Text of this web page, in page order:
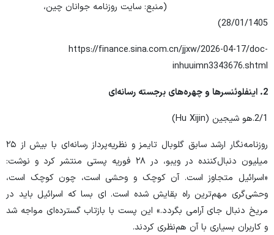
(منبع: سایت روزنامه جوانان چین،
28/01/1405)
https://finance.sina.com.cn/jjxw/2026-04-17/doc-
inhuuimn3343676.shtml
2
. اینفلوئنسرها و چهره‌های برجسته رسانه‌ای
2/1.هو شیجین (Hu Xijin)
روزنامه‌نگار ارشد سابق گلوبال تایمز و نظریه‌پرداز رسانه‌ای با بیش از ۲۵
میلیون دنبال‌کننده در ویبو، در ۲۸ فوریه پستی منتشر کرد و نوشت:
«اسرائیل متجاوز است. آن کوچک و وحشی است، چون کوچک است،
وحشی‌گری مهم‌ترین راه بقایش شده است. ای بسا که اسرائیل باید در
مریخ دنبال جای آرامی بگردد.» این پست با بازتاب گسترده‌ای مواجه شد
و کاربران بسیاری با آن هم‌نظری کردند.